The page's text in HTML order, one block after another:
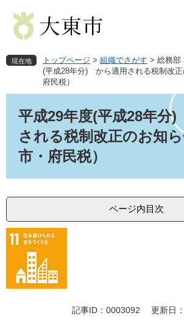
先
す
を
し
現在地 トップページ > 組織でさがす > 総務部
(平成28年分) から適用される税制改正
府民税）
平成29年度(平成28年
される税制改正のお知
市・府民税）
ページ内目次
記事ID：0003092 更新日